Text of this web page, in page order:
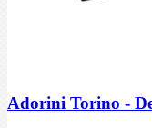
Adorini Torino -